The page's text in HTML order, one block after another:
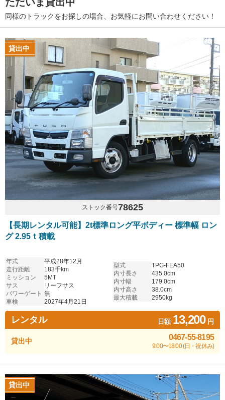
同様のトラックをお探しの場合、お気軽にお問い合わせください！
貸出中
ストック番号78625
【長期レンタル可能】2t標準ロング平ボディー 標準幅 ロン
グ 2.95ｔ積載
年式
平成28年12月
走行距離
183千km
ミッション
5MT
サス
リーフサス
パワーゲート 無
車検
2027年4月21日
型式
TPG-FEA50
内寸長さ
435.0cm
内寸幅
179.0cm
内寸高さ
38.0cm
最大積載
2950kg
レンタル 日額 13,200円
貸出中 0467-55-8195
9:00〜18:00 (日・祝休み)
貸出中